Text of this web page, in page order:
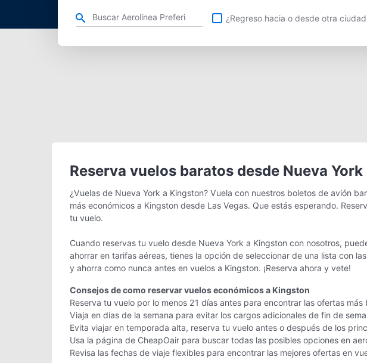
Refina tu búsqueda por aerolínea, ciudad o aeropuerto o vuelos directos
¿Regreso hacia o desde otra
Reserva vuelos baratos desde Nueva
¿Vuelas de Nueva York a Kingston? Vuela con nuestros boletos de avión
más económicos a Kingston desde Las Vegas. Que estás esperando.
tu vuelo.
Cuando reservas tu vuelo desde Nueva York a Kingston con nosotros,
ahorrar en tarifas aéreas, tienes la opción de seleccionar de una lista con
y ahorra como nunca antes en vuelos a Kingston. ¡Reserva ahora y vete!
Consejos de como reservar vuelos económicos a Kingston
Reserva tu vuelo por lo menos 21 días antes para encontrar las ofertas más
Viaja en días de la semana para evitar los cargos adicionales de fin de
Evita viajar en temporada alta, reserva tu vuelo antes o después de los
Usa la página de CheapOair para buscar todas las posibles opciones en
Revisa las fechas de viaje flexibles para encontrar las mejores ofertas en